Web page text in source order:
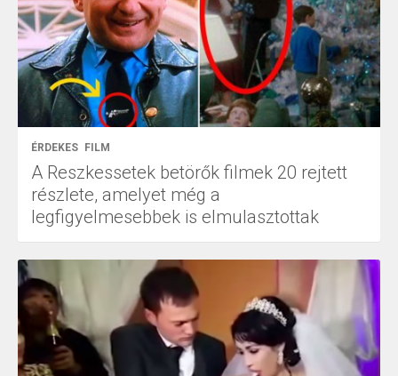
ÉRDEKES FILM
A Reszkessetek betörők filmek 20 rejtett
részlete, amelyet még a
legfigyelmesebbek is elmulasztottak